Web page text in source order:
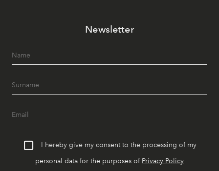
geceye taşıyarak her hafta farklı bir deneyim sunuyor.
Newsletter
I hereby give my consent to the processing of my
personal data for the purposes of Privacy Policy